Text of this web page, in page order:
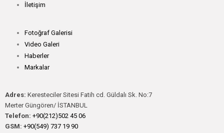
İletişim
Fotoğraf Galerisi
Video Galeri
Haberler
Markalar
Adres: Keresteciler Sitesi Fatih cd. Güldalı Sk. No:7
Merter Güngören/ İSTANBUL
Telefon: +90(212)502 45 06
GSM: +90(549) 737 19 90